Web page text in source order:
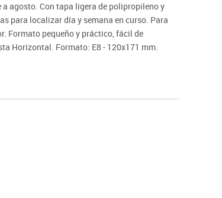
agosto. Con tapa ligera de polipropileno y
para localizar día y semana en curso. Para
Formato pequeño y práctico, fácil de
Horizontal. Formato: E8 - 120x171 mm.